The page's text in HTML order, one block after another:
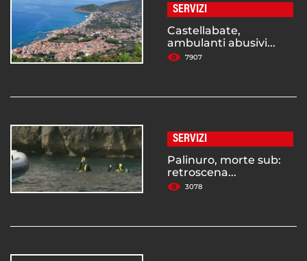
SERVIZI
Castellabate,
ambulanti abusivi...
7907
SERVIZI
Palinuro, morte sub:
retroscena...
3078